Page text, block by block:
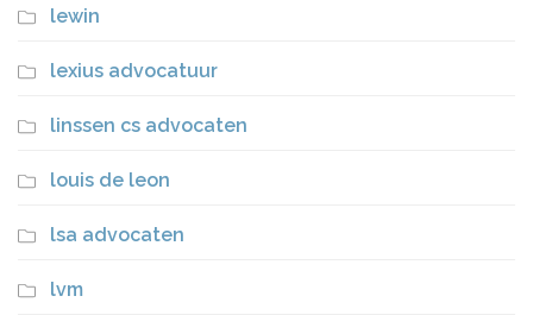
lewin
lexius advocatuur
linssen cs advocaten
louis de leon
lsa advocaten
lvm